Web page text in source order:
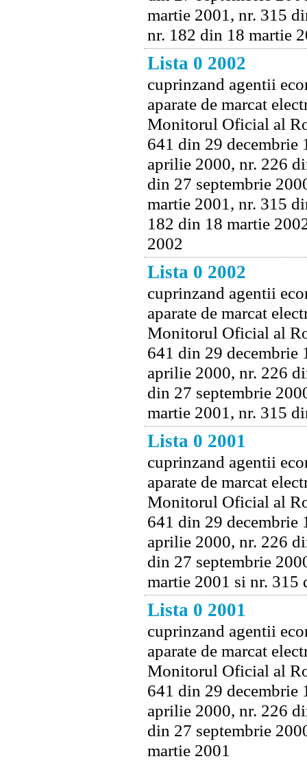
martie 2001, nr. 315
nr. 182 din 18 martie
Lista 0 2002
cuprinzand agentii
aparate de marcat
Monitorul Oficial al
641 din 29 decembrie
aprilie 2000, nr. 226
din 27 septembrie
martie 2001, nr. 315
182 din 18 martie
2002
Lista 0 2002
cuprinzand agentii
aparate de marcat
Monitorul Oficial al
641 din 29 decembrie
aprilie 2000, nr. 226
din 27 septembrie
martie 2001, nr. 315
Lista 0 2001
cuprinzand agentii
aparate de marcat
Monitorul Oficial al
641 din 29 decembrie
aprilie 2000, nr. 226
din 27 septembrie
martie 2001 si nr.
Lista 0 2001
cuprinzand agentii
aparate de marcat
Monitorul Oficial al
641 din 29 decembrie
aprilie 2000, nr. 226
din 27 septembrie
martie 2001